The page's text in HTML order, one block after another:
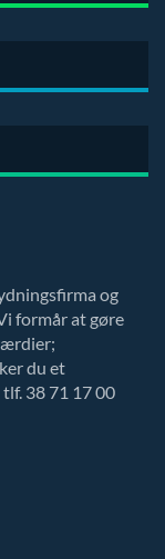
og
formår at gøre
du et
38 71 17 00